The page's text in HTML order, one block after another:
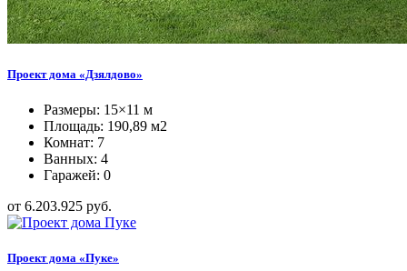
Проект дома «Дзялдово»
Размеры: 15×11 м
Площадь: 190,89 м2
Комнат: 7
Ванных: 4
Гаражей: 0
от 6.203.925 руб.
Проект дома «Пуке»